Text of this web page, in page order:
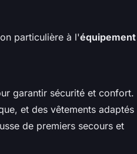
particulière à l'équipement
garantir sécurité et confort.
et des vêtements adaptés
de premiers secours et